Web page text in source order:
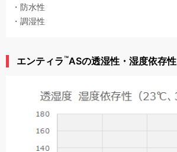
防水性
調湿性
エンティラ™ASの透湿性・湿度依存性